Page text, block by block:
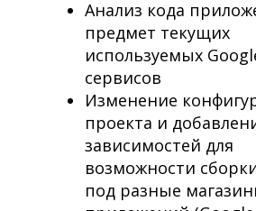
Анализ кода
предмет текущих
используемых
сервисов
Изменение
проекта и
зависимостей для
возможности
под разные